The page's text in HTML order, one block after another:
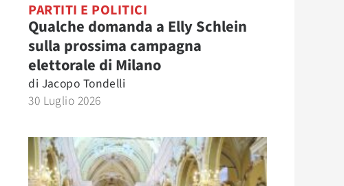
PARTITI E POLITICI
Qualche domanda a Elly Schlein
sulla prossima campagna
elettorale di Milano
di Jacopo Tondelli
30 Luglio 2026